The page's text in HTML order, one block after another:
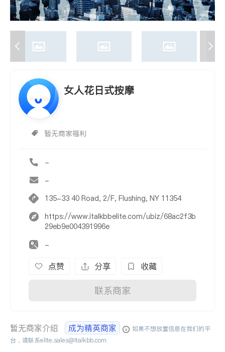
女人花日式按摩
暂无商家福利
-
-
135-33 40 Road, 2/F, Flushing, NY 11354
https://www.italkbbelite.com/ubiz/68ac2f3b
29eb9e004391996e
-
点赞 分享 收藏
联系商家
暂无商家介绍 成为精英商家
如果不想放置信息在我们的平
台，请联系elite.sales@italkbb.com